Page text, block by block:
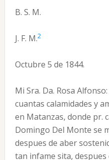
B. S. M.
J. F. M.2
Octubre 5 de 1844.
Mi Sra. Da. Rosa
cuantas calamidades y
en Matanzas, donde pr.
Domingo Del Monte se
despues de aber
tan infame sita,